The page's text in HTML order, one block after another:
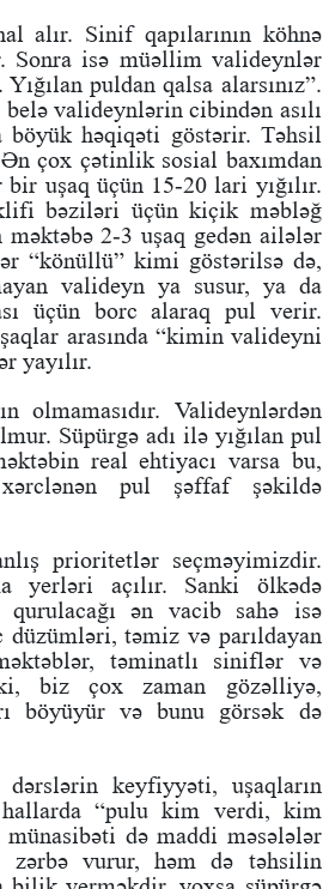
alır. Sinif qapılarının köhnə
Sonra isə müəllim valideynlər
puldan qalsa alarsınız”.
valideynlərin cibindən asılı
həqiqəti göstərir. Təhsil
çox çətinlik sosial baxımdan
uşaq üçün 15-20 lari yığılır.
bəziləri üçün kiçik məbləğ
2-3 uşaq gedən ailələr
“könüllü” kimi göstərilsə də,
valideyn ya susur, ya da
üçün borc alaraq pul verir.
arasında “kimin valideyni
yayılır.
olmamasıdır. Valideynlərdən
Süpürgə adı ilə yığılan pul
real ehtiyacı varsa bu,
pul şəffaf şəkildə
prioritetlər seçməyimizdir.
yerləri açılır. Sanki ölkədə
qurulacağı ən vacib sahə isə
təmiz və parıldayan
təminatlı siniflər və
biz çox zaman gözəlliyə,
böyüyür və bunu görsək də
keyfiyyəti, uşaqların
“pulu kim verdi, kim
də maddi məsələlər
zərbə vurur, həm də təhsilin